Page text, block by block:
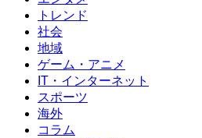
トレンド
社会
地域
ゲーム・アニメ
IT・インターネット
スポーツ
海外
コラム